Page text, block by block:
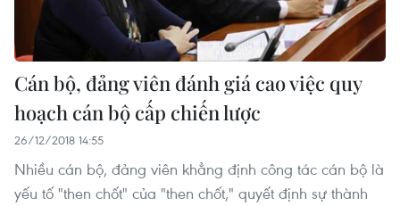
Cán bộ, đảng viên đánh giá cao việc quy
hoạch cán bộ cấp chiến lược
26/12/2018 14:55
Nhiều cán bộ, đảng viên khẳng định công tác cán bộ là
yếu tố "then chốt" của "then chốt," quyết định sự thành